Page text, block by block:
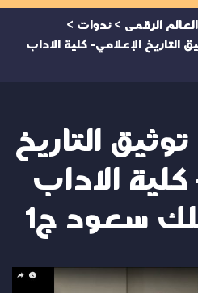
العالم الرقمى > ندوات >
التاريخ الإعلامي- كلية الاداب
التاريخ
كلية الاداب
سعود ج1